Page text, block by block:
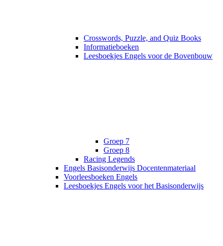
Crosswords, Puzzle, and Quiz Books
Informatieboeken
Leesboekjes Engels voor de Bovenbouw
Groep 7
Groep 8
Racing Legends
Engels Basisonderwijs Docentenmateriaal
Voorleesboeken Engels
Leesboekjes Engels voor het Basisonderwijs